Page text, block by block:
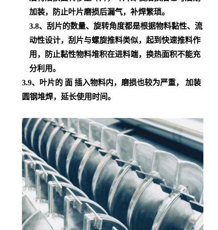
加装，防止叶片磨损后漏气，补焊繁琐。
3.8、刮片的数量、旋转角度都是根据物料黏性、流
动性设计，刮片与螺旋推料类似，起到快速推料作
用，防止黏性物料堆积在进料端，换热面积不能充
分利用。
3.9、叶片的 面 插入物料内，磨损也较为严重， 加装
圆钢堆焊，延长使用时间。